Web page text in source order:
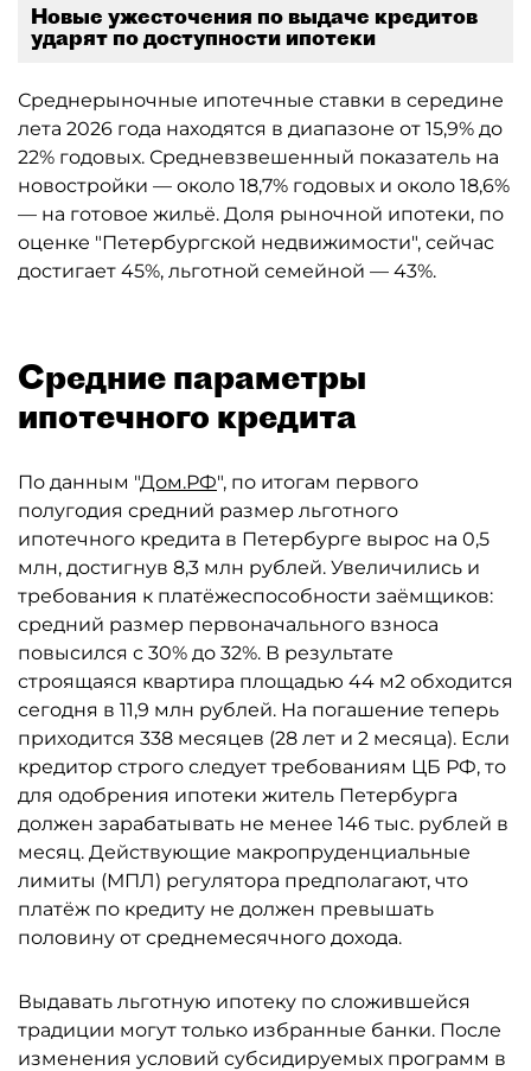
Новые ужесточения по выдаче кредитов
ударят по доступности ипотеки
Среднерыночные ипотечные ставки в середине
лета 2026 года находятся в диапазоне от 15,9% до
22% годовых. Средневзвешенный показатель на
новостройки — около 18,7% годовых и около 18,6%
— на готовое жильё. Доля рыночной ипотеки, по
оценке "Петербургской недвижимости", сейчас
достигает 45%, льготной семейной — 43%.
Средние параметры
ипотечного кредита
По данным "Дом.РФ", по итогам первого
полугодия средний размер льготного
ипотечного кредита в Петербурге вырос на 0,5
млн, достигнув 8,3 млн рублей. Увеличились и
требования к платёжеспособности заёмщиков:
средний размер первоначального взноса
повысился с 30% до 32%. В результате
строящаяся квартира площадью 44 м2 обходится
сегодня в 11,9 млн рублей. На погашение теперь
приходится 338 месяцев (28 лет и 2 месяца). Если
кредитор строго следует требованиям ЦБ РФ, то
для одобрения ипотеки житель Петербурга
должен зарабатывать не менее 146 тыс. рублей в
месяц. Действующие макропруденциальные
лимиты (МПЛ) регулятора предполагают, что
платёж по кредиту не должен превышать
половину от среднемесячного дохода.
Выдавать льготную ипотеку по сложившейся
традиции могут только избранные банки. После
изменения условий субсидируемых программ в